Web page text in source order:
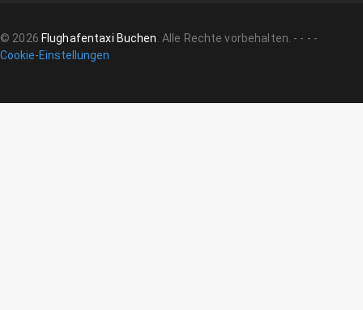
© 2026 Flughafentaxi Buchen. Alle Rechte vorbehalten. - - - -
Cookie-Einstellungen